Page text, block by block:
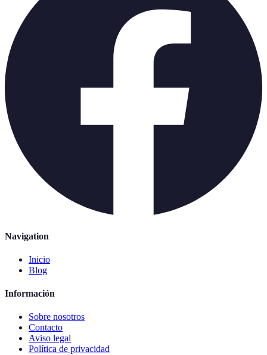
Navigation
Inicio
Blog
Información
Sobre nosotros
Contacto
Aviso legal
Política de privacidad